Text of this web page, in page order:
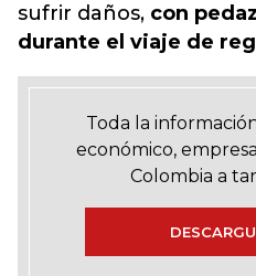
sufrir daños, con
durante el viaje de
Toda la
económico,
Colombia a